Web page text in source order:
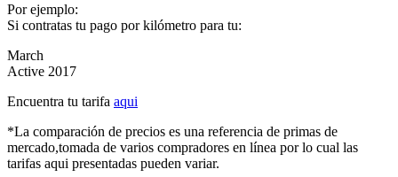
Por ejemplo:
Si contratas tu pago por kilómetro para tu:
March
Active 2017
Encuentra tu tarifa aqui
*La comparación de precios es una referencia de primas de
mercado,tomada de varios compradores en línea por lo cual las
tarifas aqui presentadas pueden variar.